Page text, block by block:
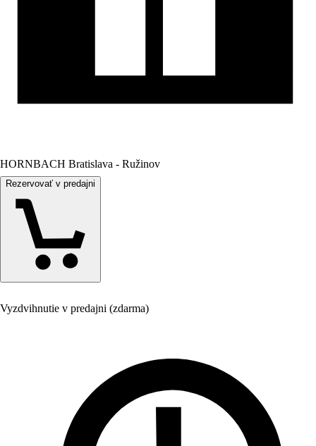
HORNBACH Bratislava - Ružinov
Rezervovať v predajni
Vyzdvihnutie v predajni (zdarma)